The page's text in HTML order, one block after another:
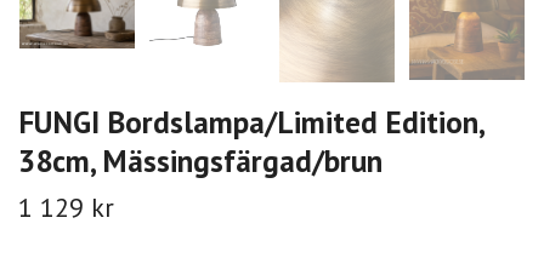
FUNGI Bordslampa/Limited Edition,
38cm, Mässingsfärgad/brun
1 129 kr